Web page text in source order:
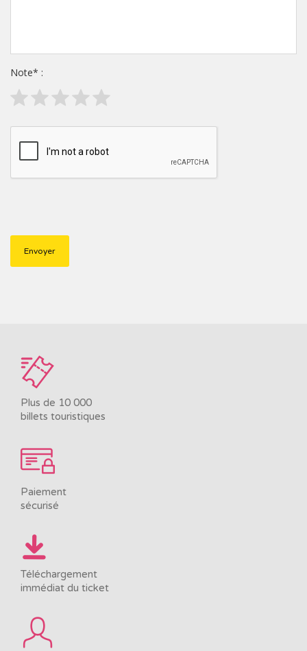
Note* :
Plus de 10 000
billets touristiques
Paiement
sécurisé
Téléchargement
immédiat du ticket